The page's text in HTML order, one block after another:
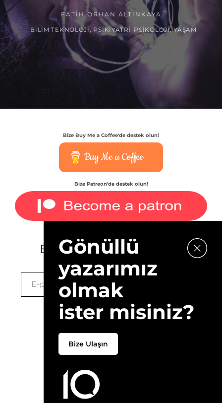
FATIH ORHAN ALTINKAYA
BILIM TEKNOLOJI PSIKIYATRI-PSIKOLOJI,YAŞAM
Bize Buy Me a Coffee'de destek olun!
Buy Me a Coffee
Bize Patreon'da destek olun!
E-bültenimize kaydolun.
Hakkımızda
Gönüllü
yazarımız
olmak
ister misiniz?
Bize Ulaşın